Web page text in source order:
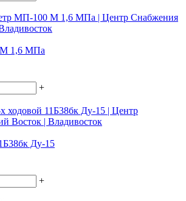
1,6 МПа
+
Ду-15
+